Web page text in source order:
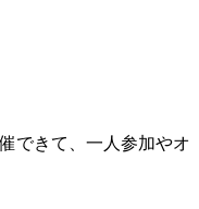
できて、一人参加やオ